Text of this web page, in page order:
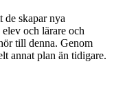
de skapar nya
och lärare och
till denna. Genom
annat plan än tidigare.